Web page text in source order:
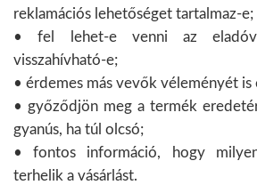
reklamációs lehetőséget tartalmaz-e;
• fel lehet-e venni az
visszahívható-e;
• érdemes más vevők véleményét is
• győződjön meg a termék
gyanús, ha túl olcsó;
• fontos információ, hogy
terhelik a vásárlást.